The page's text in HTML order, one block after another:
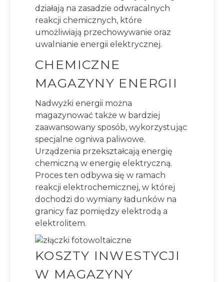
działają na zasadzie odwracalnych
reakcji chemicznych, które
umożliwiają przechowywanie oraz
uwalnianie energii elektrycznej.
CHEMICZNE
MAGAZYNY ENERGII
Nadwyżki energii można
magazynować także w bardziej
zaawansowany sposób, wykorzystując
specjalne ogniwa paliwowe.
Urządzenia przekształcają energię
chemiczną w energię elektryczną.
Proces ten odbywa się w ramach
reakcji elektrochemicznej, w której
dochodzi do wymiany ładunków na
granicy faz pomiędzy elektrodą a
elektrolitem.
KOSZTY INWESTYCJI
W MAGAZYNY